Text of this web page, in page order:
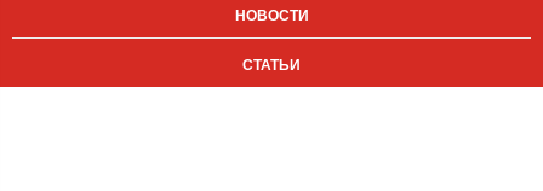
НОВОСТИ
СТАТЬИ